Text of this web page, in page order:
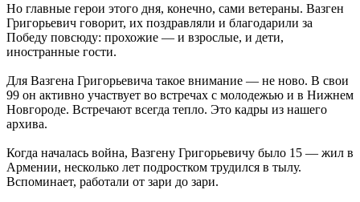
Но главные герои этого дня, конечно, сами ветераны. Вазген
Григорьевич говорит, их поздравляли и благодарили за
Победу повсюду: прохожие — и взрослые, и дети,
иностранные гости.
Для Вазгена Григорьевича такое внимание — не ново. В свои
99 он активно участвует во встречах с молодежью и в Нижнем
Новгороде. Встречают всегда тепло. Это кадры из нашего
архива.
Когда началась война, Вазгену Григорьевичу было 15 — жил в
Армении, несколько лет подростком трудился в тылу.
Вспоминает, работали от зари до зари.